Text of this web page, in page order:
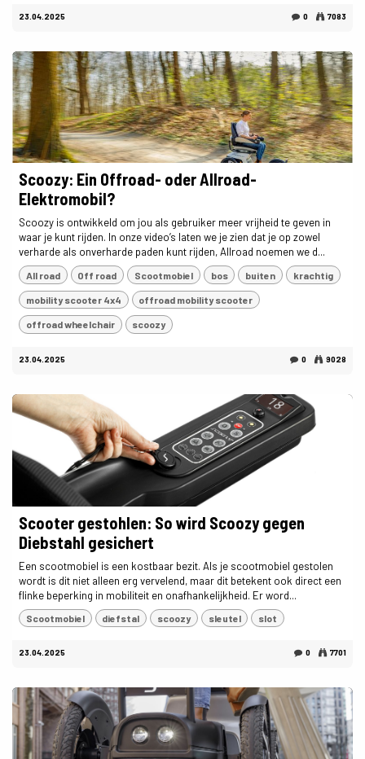
23.04.2025 0 7083
Scoozy: Ein Offroad- oder Allroad-
Elektromobil?
Scoozy is ontwikkeld om jou als gebruiker meer vrijheid te geven in
waar je kunt rijden. In onze video’s laten we je zien dat je op zowel
verharde als onverharde paden kunt rijden, Allroad noemen we d...
All road Off road Scootmobiel bos buiten krachtig
mobility scooter 4x4 offroad mobility scooter
offroad wheelchair scoozy
23.04.2025 0 9028
Scooter gestohlen: So wird Scoozy gegen
Diebstahl gesichert
Een scootmobiel is een kostbaar bezit. Als je scootmobiel gestolen
wordt is dit niet alleen erg vervelend, maar dit betekent ook direct een
flinke beperking in mobiliteit en onafhankelijkheid. Er word...
Scootmobiel diefstal scoozy sleutel slot
23.04.2025 0 7701